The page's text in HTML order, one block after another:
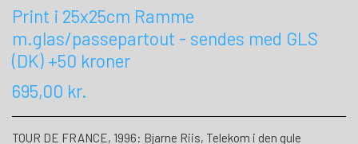
Print i 25x25cm Ramme
m.glas/passepartout - sendes med GLS
(DK) +50 kroner
695,00 kr.
TOUR DE FRANCE, 1996: Bjarne Riis, Telekom i den gule